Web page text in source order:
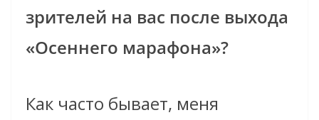
зрителей на вас после выхода
«Осеннего марафона»?
Как часто бывает, меня